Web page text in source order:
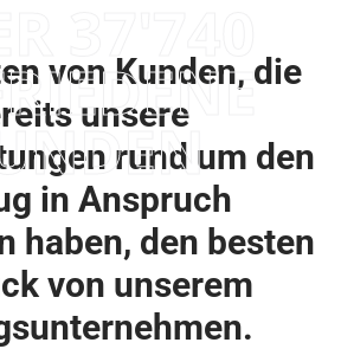
von Kunden, die
unsere
rund um den
in Anspruch
haben, den besten
von unserem